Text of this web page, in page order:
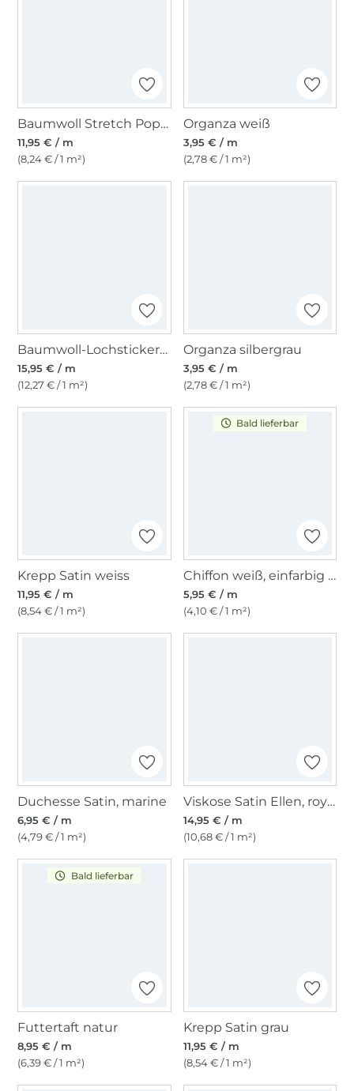
Baumwoll Stretch Popeline, weiß
11,95 € / m
(8,24 € / 1 m²)
Organza weiß
3,95 € / m
(2,78 € / 1 m²)
Baumwoll-Lochstickerei Tiny Flowers, weiß
15,95 € / m
(12,27 € / 1 m²)
Organza silbergrau
3,95 € / m
(2,78 € / 1 m²)
Krepp Satin weiss
11,95 € / m
(8,54 € / 1 m²)
Bald lieferbar
Chiffon weiß, einfarbig - Hochzeitsstoff
5,95 € / m
(4,10 € / 1 m²)
Duchesse Satin, marine
6,95 € / m
(4,79 € / 1 m²)
Viskose Satin Ellen, royalblau
14,95 € / m
(10,68 € / 1 m²)
Bald lieferbar
Futtertaft natur
8,95 € / m
(6,39 € / 1 m²)
Krepp Satin grau
11,95 € / m
(8,54 € / 1 m²)